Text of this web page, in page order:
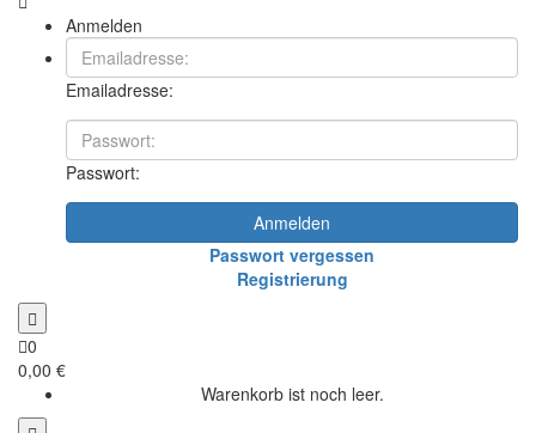
Anmelden
Emailadresse:
Passwort:
Anmelden
Passwort vergessen
Registrierung
0
0,00 €
Warenkorb ist noch leer.